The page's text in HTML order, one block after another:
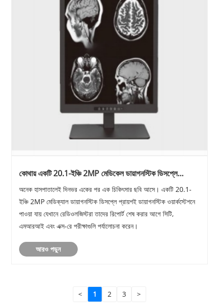
কোথায় একটি 20.1-ইঞ্চি 2MP মেডিকেল ডায়াগনস্টিক ডিসপ্লে
অনেক হাসপাতালেই দিনভর একের পর এক চিকিৎসার ছবি আসে। একটি 20.1-
ইঞ্চি 2MP মেডিক্যাল ডায়াগনস্টিক ডিসপ্লে প্রায়শই ডায়াগনস্টিক ওয়ার্কস্টেশনে
পাওয়া যায় যেখানে রেডিওলজিস্টরা তাদের রিপোর্ট শেষ করার আগে সিটি,
এমআরআই এবং এক্স-রে পরীক্ষাগুলি পর্যালোচনা করেন।
আরও পড়ুন
< 1 2 3 >